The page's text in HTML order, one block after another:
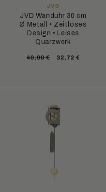
ANBIETER:
JVD
JVD Wanduhr 30 cm
Ø Metall • Zeitloses
Design • Leises
Quarzwerk
Normaler
40,90 € Verkaufspreis
32,72 €